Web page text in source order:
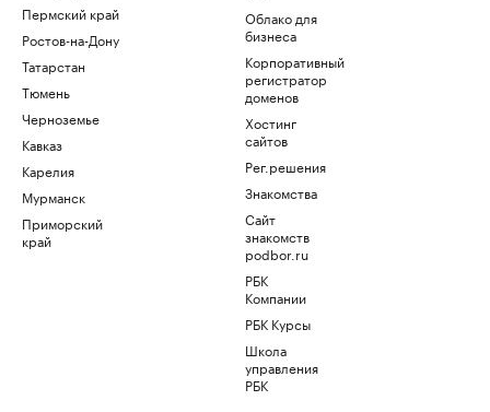
Пермский край
Ростов-на-Дону
Татарстан
Тюмень
Черноземье
Кавказ
Карелия
Мурманск
Приморский
край
Облако для
бизнеса
Корпоративный
регистратор
доменов
Хостинг
сайтов
Рег.решения
Знакомства
Сайт
знакомств
podbor.ru
РБК
Компании
РБК Курсы
Школа
управления
РБК